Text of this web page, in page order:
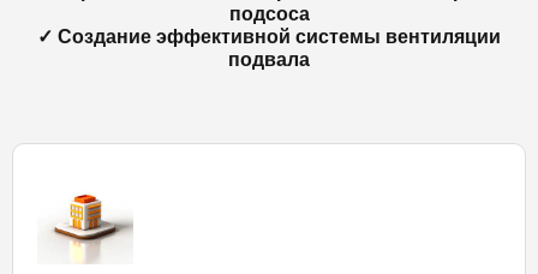
подсоса
✓ Создание эффективной системы вентиляции
подвала